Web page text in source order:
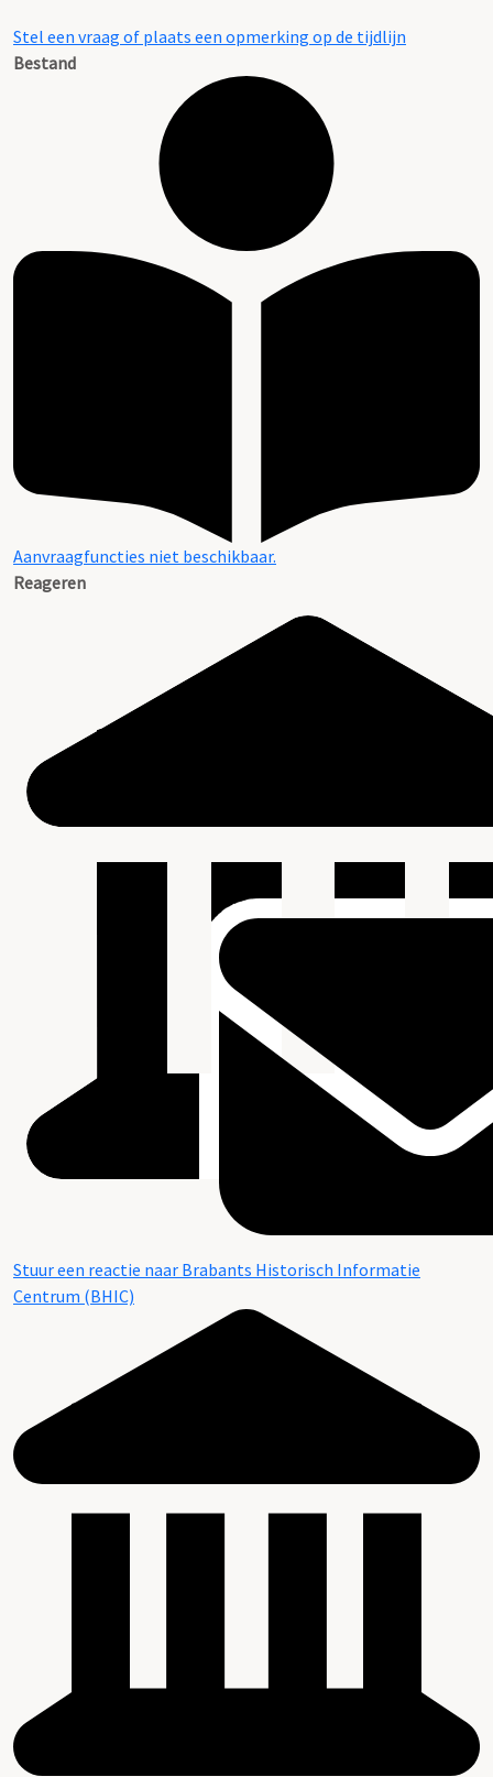
Stel een vraag of plaats een opmerking op de tijdlijn
Bestand
Aanvraagfuncties niet beschikbaar.
Reageren
Stuur een reactie naar Brabants Historisch Informatie
Centrum (BHIC)